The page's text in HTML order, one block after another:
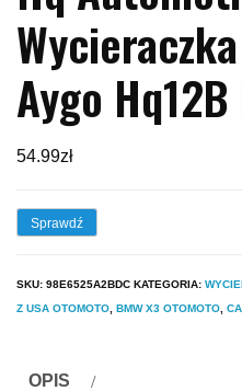
Aygo
54.99zł
Sprawdź
SKU: 98E6525A2BDC KATEGORIA:
Z USA OTOMOTO BMW X3 OTOMOTO
OPIS